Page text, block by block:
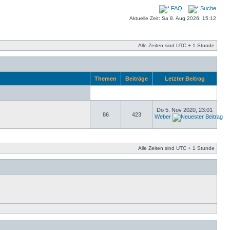
FAQ Suche
Aktuelle Zeit: Sa 8. Aug 2026, 15:12
Alle Zeiten sind UTC + 1 Stunde
Themen Beiträge Letzter Beitrag
86 423
Do 5. Nov 2020, 23:01
Weber
Alle Zeiten sind UTC + 1 Stunde